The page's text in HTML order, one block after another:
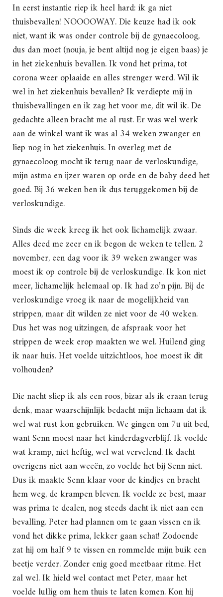
In eerst instantie riep ik heel hard: ik ga niet
thuisbevallen! NOOOOWAY. Die keuze had ik ook
niet, want ik was onder controle bij de gynaecoloog,
dus dan moet (nouja, je bent altijd nog je eigen baas) je
in het ziekenhuis bevallen. Ik vond het prima, tot
corona weer oplaaide en alles strenger werd. Wil ik
wel in het ziekenhuis bevallen? Ik verdiepte mij in
thuisbevallingen en ik zag het voor me, dit wil ik. De
gedachte alleen bracht me al rust. Er was wel werk
aan de winkel want ik was al 34 weken zwanger en
liep nog in het ziekenhuis. In overleg met de
gynaecoloog mocht ik terug naar de verloskundige,
mijn astma en ijzer waren op orde en de baby deed het
goed. Bij 36 weken ben ik dus teruggekomen bij de
verloskundige.
Sinds die week kreeg ik het ook lichamelijk zwaar.
Alles deed me zeer en ik begon de weken te tellen. 2
november, een dag voor ik 39 weken zwanger was
moest ik op controle bij de verloskundige. Ik kon niet
meer, lichamelijk helemaal op. Ik had zo’n pijn. Bij de
verloskundige vroeg ik naar de mogelijkheid van
strippen, maar dit wilden ze niet voor de 40 weken.
Dus het was nog uitzingen, de afspraak voor het
strippen de week erop maakten we wel. Huilend ging
ik naar huis. Het voelde uitzichtloos, hoe moest ik dit
volhouden?
Die nacht sliep ik als een roos, bizar als ik eraan terug
denk, maar waarschijnlijk bedacht mijn lichaam dat ik
wel wat rust kon gebruiken. We gingen om 7u uit bed,
want Senn moest naar het kinderdagverblijf. Ik voelde
wat kramp, niet heftig, wel wat vervelend. Ik dacht
overigens niet aan weeën, zo voelde het bij Senn niet.
Dus ik maakte Senn klaar voor de kindjes en bracht
hem weg, de krampen bleven. Ik voelde ze best, maar
was prima te dealen, nog steeds dacht ik niet aan een
bevalling. Peter had plannen om te gaan vissen en ik
vond het dikke prima, lekker gaan schat! Zodoende
zat hij om half 9 te vissen en rommelde mijn buik een
beetje verder. Zonder enig goed meetbaar ritme. Het
zal wel. Ik hield wel contact met Peter, maar het
voelde lullig om hem thuis te laten komen. Kon hij